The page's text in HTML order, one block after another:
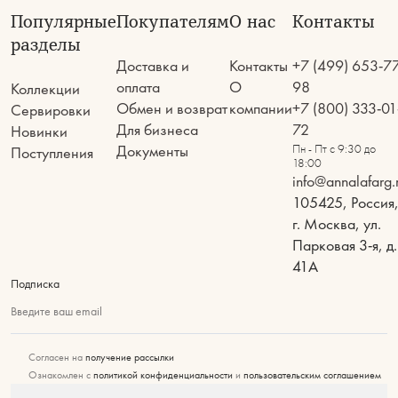
Популярные
разделы
Коллекции
Сервировки
Новинки
Поступления
Покупателям
Доставка и
оплата
Обмен и возврат
Для бизнеса
Документы
О нас
Контакты
О
компании
Контакты
+7 (499) 653-
98
+7 (800) 333-
72
Пн - Пт с 9:30 до
18:00
105425, Россия,
г. Москва, ул.
Парковая 3-я, д.
41А
Подписка
Введите ваш email
Согласен на получение рассылки
Ознакомлен с политикой конфиденциальности и пользовательским соглашением